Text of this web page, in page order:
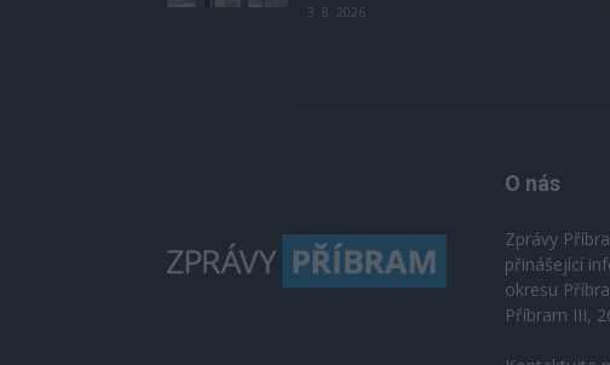
3. 8. 2026
O nás
Zprávy
přinášející
okresu
Příbram III,